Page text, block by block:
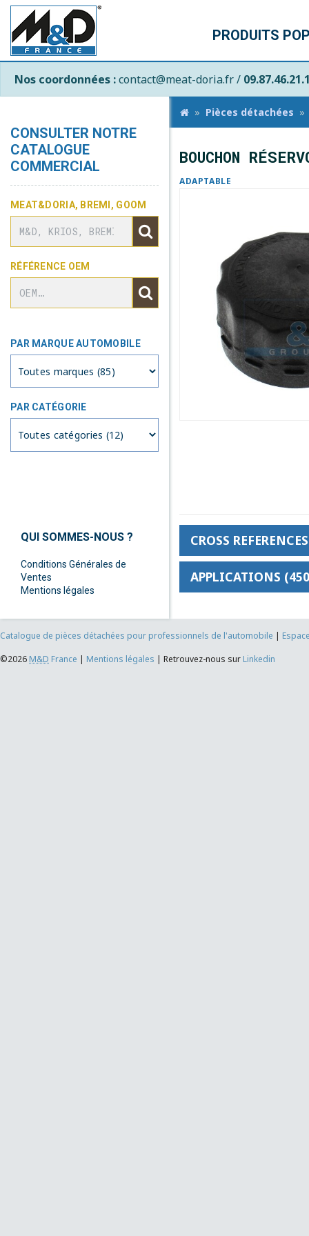
PRODUITS
Nos coordonnées :contact@meat-doria.fr /
CONSULTER NOTRE
CATALOGUE
COMMERCIAL
MEAT&DORIA, BREMI, GOOM
RÉFÉRENCE OEM
PAR MARQUE AUTOMOBILE
PAR CATÉGORIE
QUI SOMMES-NOUS ?
Conditions Générales de
Ventes
Mentions légales
Pièces détachées
BOUCHON
ADAPTABLE
CROSS
APPLICATIONS
Catalogue de pièces détachées pour professionnels de l'automobile |
©2026 M&D France | Mentions légales | Retrouvez-nous sur Linkedin